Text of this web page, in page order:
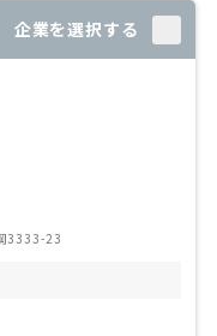
企業を選択する
3333-23